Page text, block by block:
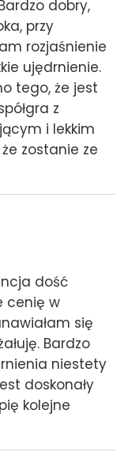
dobry,
przy
rozjaśnienie
ujędrnienie.
tego, że jest
z
i lekkim
zostanie ze
dość
cenię w
się
Bardzo
niestety
doskonały
kolejne